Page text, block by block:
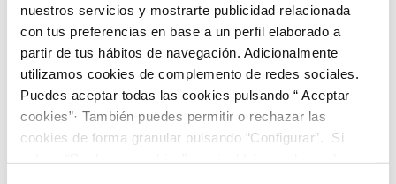
nuestros servicios y mostrarte publicidad relacionada
con tus preferencias en base a un perfil elaborado a
partir de tus hábitos de navegación. Adicionalmente
utilizamos cookies de complemento de redes sociales.
Puedes aceptar todas las cookies pulsando “ Aceptar
cookies”· También puedes permitir o rechazar las
cookies de forma granular pulsando “Configurar”. Si
Descubre más...